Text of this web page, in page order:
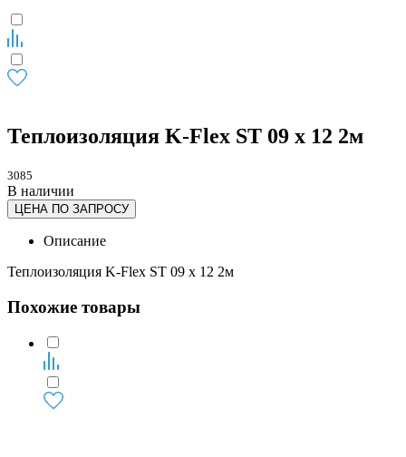
Теплоизоляция K-Flex ST 09 х 12 2м
3085
В наличии
ЦЕНА ПО ЗАПРОСУ
Описание
Теплоизоляция K-Flex ST 09 х 12 2м
Похожие товары